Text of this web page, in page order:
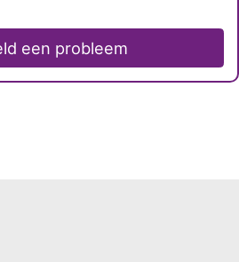
een probleem